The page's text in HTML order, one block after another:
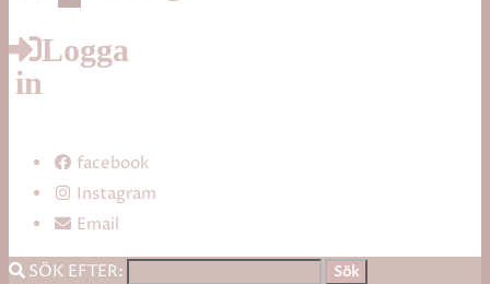
Logga
in
facebook
Instagram
Email
SÖK EFTER: